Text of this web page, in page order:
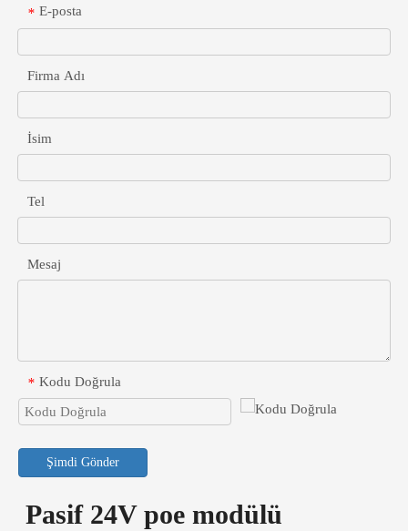
* E-posta
Firma Adı
İsim
Tel
Mesaj
* Kodu Doğrula
Şimdi Gönder
Pasif 24V poe modülü